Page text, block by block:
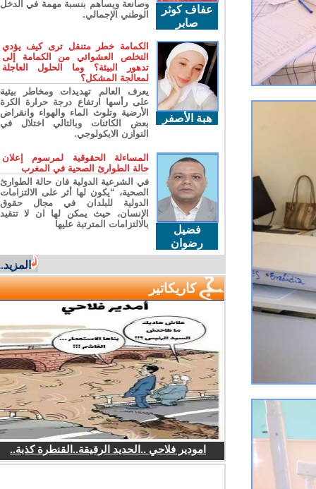
عفاف كوثر
صابر
وصانعة ويساهم بنسبة مهمة في الدخل
الوطني الإجمالي.
هبة الأصفر
الكمامة خطر متنقل ترى كيف يؤدي
التخلص العشوائي من الكمامة إلى
تدهور البيئة؟ وما الحلول العاجلة
لمعالجة المشكل؟
يعرف العالم تهديدات ومخاطر بيئية
على رأسها ارتفاع درجة حرارة الكرة
الأرضية وتلوث الماء والهواء وانقراض
بعض الكائنات وبالتالي اختلال في
التوازن الايكولوجي.
فضيل
رضوان
المساءلة الحقوقية لمرسوم إعلان
حالة الطوارئ الصحية في المغرب
في الشرعية الدولية فان حالة الطوارئ
الصحية، “يكون لها أثر على الالتزامات
الدولية للبلدان في مجال حقوق
الإنسان، حيث يمكن لها ان لا تتقيد
بالالتزامات المترتبة عليها
المزيد...
كاريكاتير
امودير فلاحي ..الحديد الرقيقة..القنطرة كذبة..